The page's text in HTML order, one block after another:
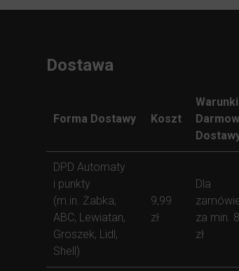
Dostawa
Forma Dostawy Koszt
Warunki
DPD Automaty
i punkty
(m.in. Żabka,
ABC, Lewiatan,
Groszek, Lidl,
Shell)
9,99
zł
Dla
za min.
zł